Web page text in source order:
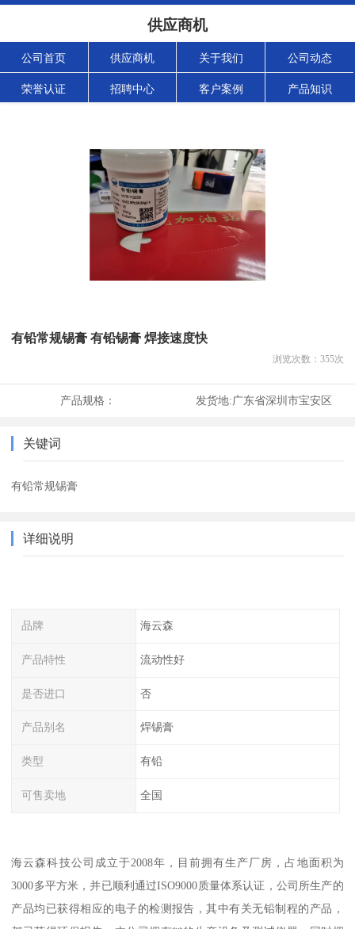
供应商机
公司首页 供应商机 关于我们 公司动态
荣誉认证 招聘中心 客户案例 产品知识
有铅常规锡膏 有铅锡膏 焊接速度快
浏览次数： 355次
产品规格： 发货地:广东省深圳市宝安区
关键词
有铅常规锡膏
详细说明
品牌 海云森
产品特性 流动性好
是否进口 否
产品别名 焊锡膏
类型 有铅
可售卖地 全国
海云森科技公司成立于2008年，目前拥有生产厂房，占地面积为
3000多平方米，并已顺利通过ISO9000质量体系认证，公司所生产的
产品均已获得相应的电子的检测报告，其中有关无铅制程的产品，